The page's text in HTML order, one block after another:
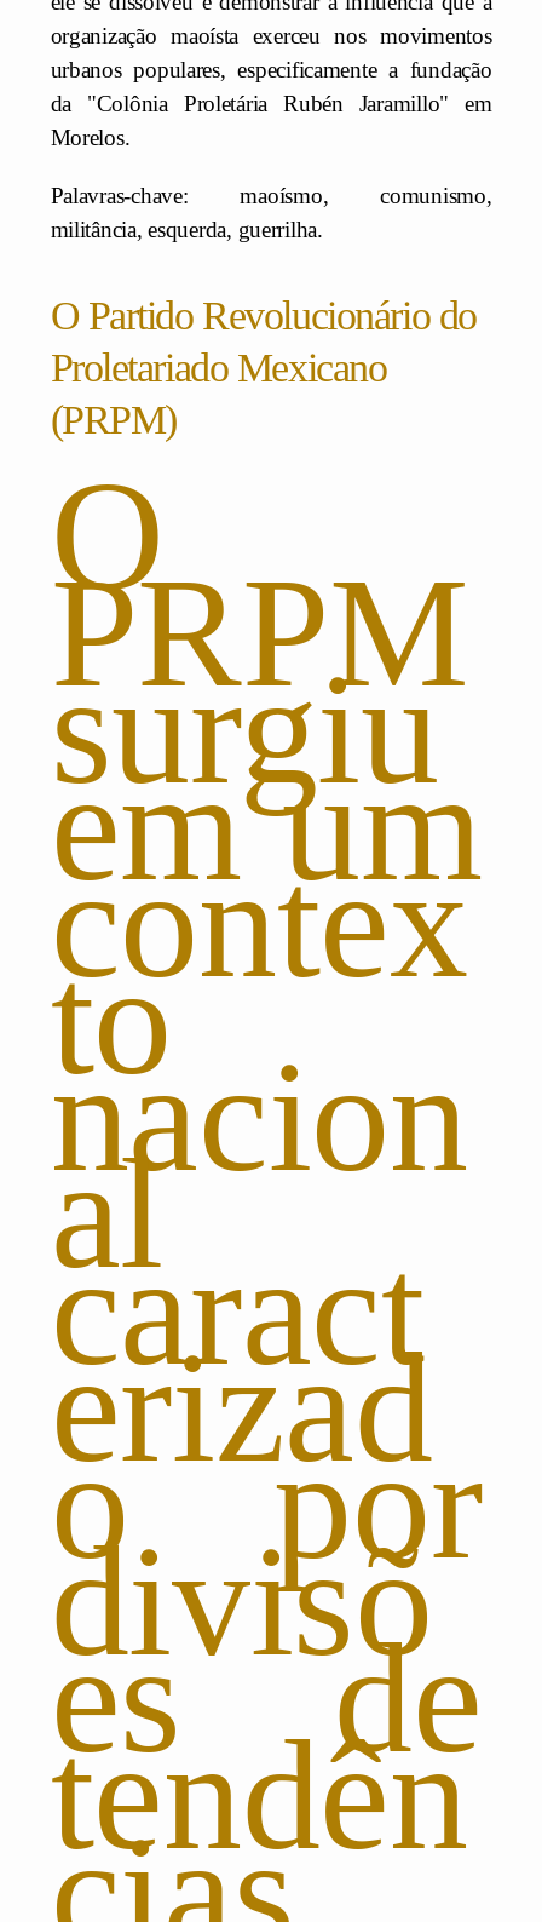
organização maoísta exerceu nos movimentos
urbanos populares, especificamente a fundação
da "Colônia Proletária Rubén Jaramillo" em
Morelos.
Palavras-chave: maoísmo, comunismo,
militância, esquerda, guerrilha.
O Partido Revolucionário do
Proletariado Mexicano
(PRPM)
O
PRPM
surgiu
em um
contex
to
nacion
al
caract
erizad
o por
divisõ
es de
tendên